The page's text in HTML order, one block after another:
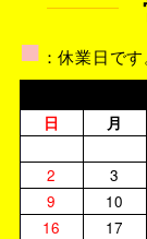
■ ：休業日です
日 月
2
3
9
10
16
17